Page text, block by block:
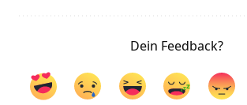
Dein Feedback?